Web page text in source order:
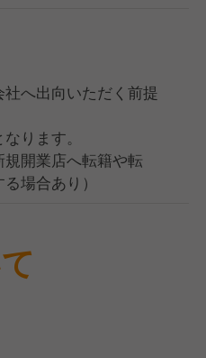
へ出向いただく前提
ります。
規開業店へ転籍や転
場合あり）